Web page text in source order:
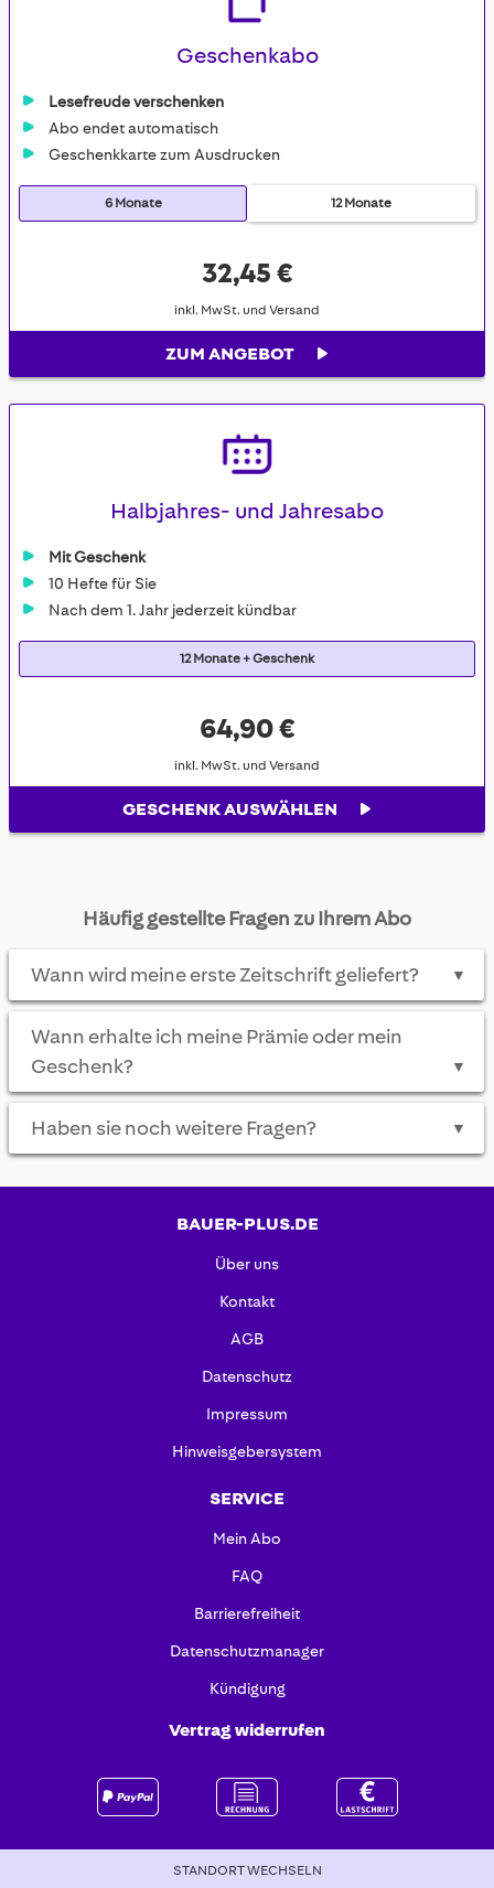
Geschenkabo
Lesefreude verschenken
Abo endet automatisch
Geschenkkarte zum Ausdrucken
6 Monate 12 Monate
32,45 €
inkl. MwSt. und Versand
ZUM ANGEBOT
Halbjahres- und Jahresabo
Mit Geschenk
10 Hefte für Sie
Nach dem 1. Jahr jederzeit kündbar
12 Monate + Geschenk
64,90 €
inkl. MwSt. und Versand
GESCHENK AUSWÄHLEN
Häufig gestellte Fragen zu Ihrem Abo
Wann wird meine erste Zeitschrift geliefert? ▼
Wann erhalte ich meine Prämie oder mein
Geschenk?
▼
Haben sie noch weitere Fragen? ▼
BAUER-PLUS.DE
Über uns
Kontakt
AGB
Datenschutz
Impressum
Hinweisgebersystem
SERVICE
Mein Abo
FAQ
Barrierefreiheit
Datenschutzmanager
Kündigung
Vertrag widerrufen
STANDORT WECHSELN